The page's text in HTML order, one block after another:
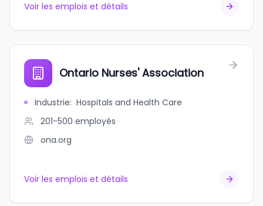
Voir les emplois et détails
Ontario Nurses' Association
Industrie: Hospitals and Health Care
201-500 employés
ona.org
Voir les emplois et détails